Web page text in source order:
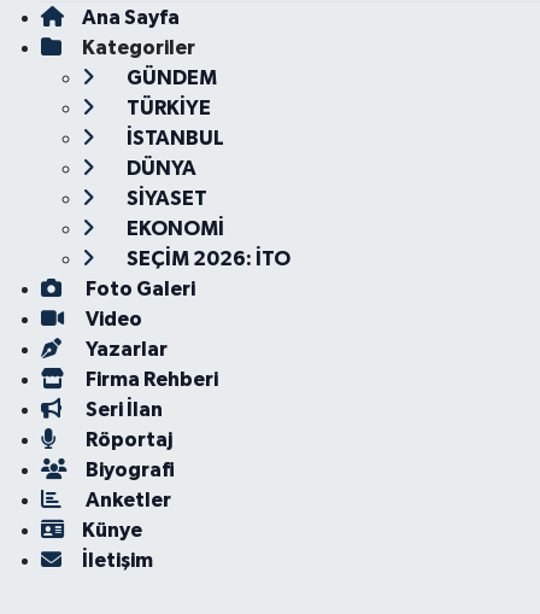
Ana Sayfa
Kategoriler
GÜNDEM
TÜRKİYE
İSTANBUL
DÜNYA
SİYASET
EKONOMİ
SEÇİM 2026: İTO
Foto Galeri
Video
Yazarlar
Firma Rehberi
Seri İlan
Röportaj
Biyografi
Anketler
Künye
İletişim